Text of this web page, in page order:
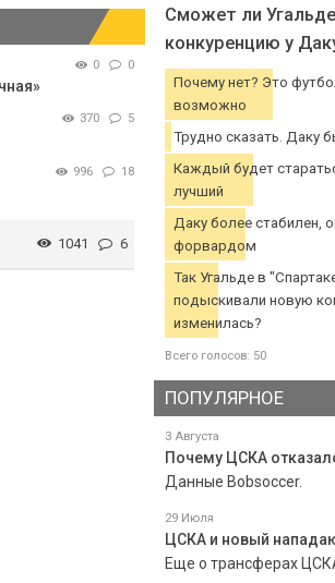
0 0
370 5
996 18
1041 6
Сможет ли
конкуренцию у
Почему нет? Это
возможно
Трудно сказать. Даку
Каждый будет
лучший
Даку более стабилен,
форвардом
Так Угальде в
подыскивали новую
изменилась?
Всего голосов: 50
ПОПУЛЯРНОЕ
3 Августа
Почему ЦСКА
Данные Bobsoccer.
29 Июля
ЦСКА и новый
Еще о трансферах